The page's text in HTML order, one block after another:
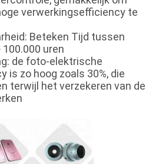
verwerkingsefficiency te
Beteken Tijd tussen
uren
de foto-elektrische
is zo hoog zoals 30%, die
terwijl het verzekeren van de